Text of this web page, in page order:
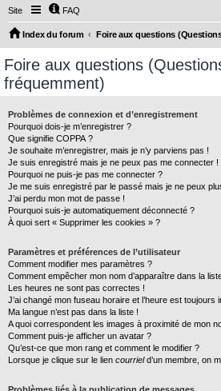
Site FAQ
Index du forum Foire aux questions
Foire aux questions
fréquemment)
Problèmes de connexion et d’enregistrement
Pourquoi dois-je m’enregistrer ?
Que signifie COPPA ?
Je souhaite m’enregistrer, mais je n’y parviens pas !
Je suis enregistré mais je ne peux pas me connecter !
Pourquoi ne puis-je pas me connecter ?
Je me suis enregistré par le passé mais je ne peux
J’ai perdu mon mot de passe !
Pourquoi suis-je automatiquement déconnecté ?
À quoi sert « Supprimer les cookies » ?
Paramètres et préférences de l’utilisateur
Comment modifier mes paramètres ?
Comment empêcher mon nom d’apparaître dans la
Les heures ne sont pas correctes !
J’ai changé mon fuseau horaire et l’heure est toujours
Ma langue n’est pas dans la liste !
A quoi correspondent les images à proximité de mon
Comment puis-je afficher un avatar ?
Qu’est-ce que mon rang et comment le modifier ?
Lorsque je clique sur le lien courrield’un membre, on